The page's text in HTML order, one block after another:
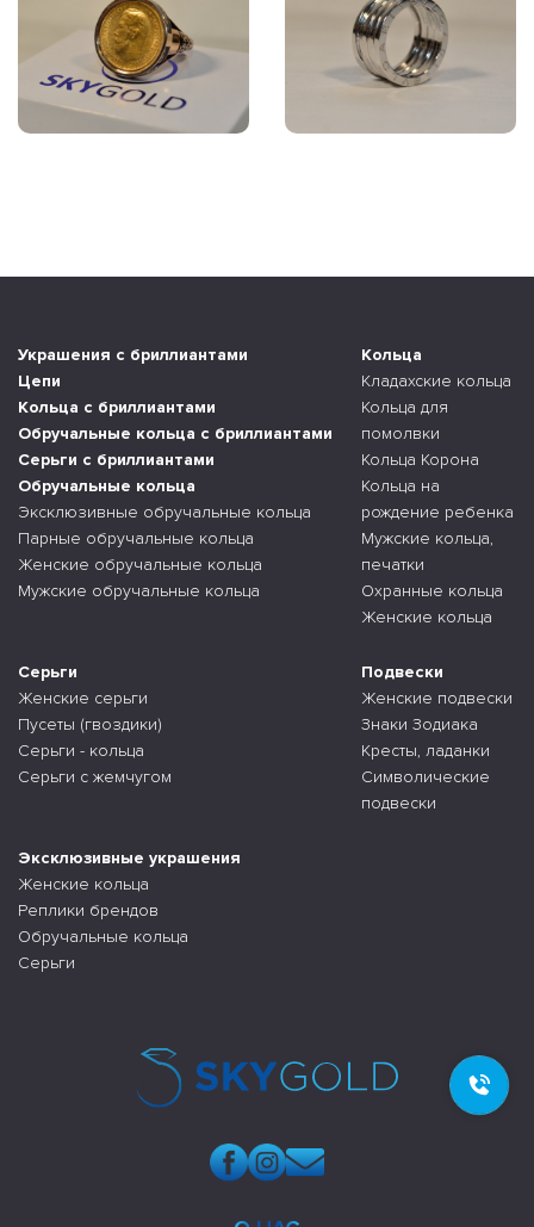
Украшения с бриллиантами
Цепи
Кольца с бриллиантами
Обручальные кольца с бриллиантами
Серьги с бриллиантами
Обручальные кольца
Эксклюзивные обручальные кольца
Парные обручальные кольца
Женские обручальные кольца
Мужские обручальные кольца
Кольца
Кладахские кольца
Кольца для
помолвки
Кольца Корона
Кольца на
рождение ребенка
Мужские кольца,
печатки
Охранные кольца
Женские кольца
Серьги
Женские серьги
Пусеты (гвоздики)
Серьги - кольца
Серьги с жемчугом
Подвески
Женские подвески
Знаки Зодиака
Кресты, ладанки
Символические
подвески
Эксклюзивные украшения
Женские кольца
Реплики брендов
Обручальные кольца
Серьги